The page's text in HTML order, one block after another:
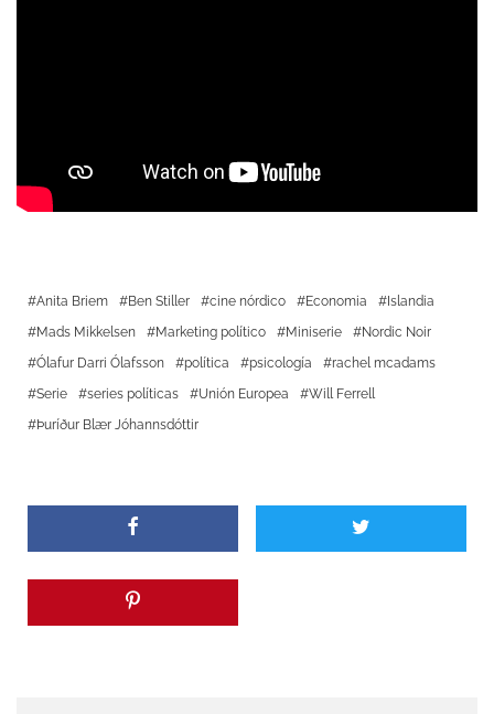
Anita Briem Ben Stiller cine nórdico Economia
Islandia
Mads Mikkelsen
Marketing político Miniserie
Nordic Noir
Ólafur Darri Ólafsson
política psicología
rachel mcadams
Serie
series políticas Unión Europea
Will Ferrell
Þuríður Blær Jóhannsdóttir